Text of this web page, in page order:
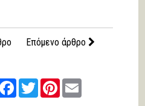
Επόμενο άρθρο
Facebook
TwitterPinterestEmail